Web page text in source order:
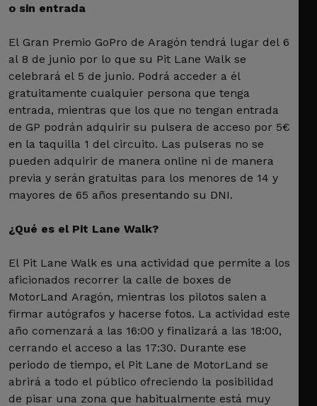
o sin entrada
El Gran Premio GoPro de Aragón tendrá lugar del 6
al 8 de junio por lo que su Pit Lane Walk se
celebrará el 5 de junio. Podrá acceder a él
gratuitamente cualquier persona que tenga
entrada, mientras que los que no tengan entrada
de GP podrán adquirir su pulsera de acceso por 5€
en la taquilla 1 del circuito. Las pulseras no se
pueden adquirir de manera online ni de manera
previa y serán gratuitas para los menores de 14 y
mayores de 65 años presentando su DNI.
¿Qué es el Pit Lane Walk?
El Pit Lane Walk es una actividad que permite a los
aficionados recorrer la calle de boxes de
MotorLand Aragón, mientras los pilotos salen a
firmar autógrafos y hacerse fotos. La actividad este
año comenzará a las 16:00 y finalizará a las 18:00,
cerrando el acceso a las 17:30. Durante ese
periodo de tiempo, el Pit Lane de MotorLand se
abrirá a todo el público ofreciendo la posibilidad
de pisar una zona que habitualmente está muy